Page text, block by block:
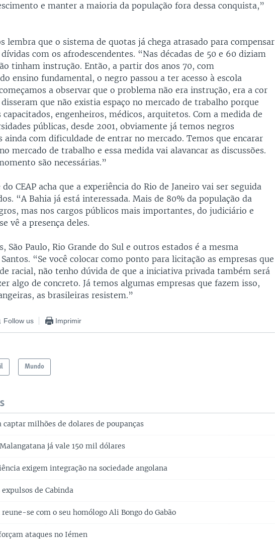
e manter a maioria da população fora dessa conquista,”
lembra que o sistema de quotas já chega atrasado para compensar
com os afrodescendentes. “Nas décadas de 50 e 60 diziam
tinham instrução. Então, a partir dos anos 70, com
ensino fundamental, o negro passou a ter acesso à escola
a observar que o problema não era instrução, era a cor
que não existia espaço no mercado de trabalho porque
engenheiros, médicos, arquitetos. Com a medida de
públicas, desde 2001, obviamente já temos negros
ainda com dificuldade de entrar no mercado. Temos que encarar
mercado de trabalho e essa medida vai alavancar as discussões.
são necessárias.”
CEAP acha que a experiência do Rio de Janeiro vai ser seguida
“A Bahia já está interessada. Mais de 80% da população da
mas nos cargos públicos mais importantes, do judiciário e
vê a presença deles.
São Paulo, Rio Grande do Sul e outros estados é a mesma
“Se você colocar como ponto para licitação as empresas que
racial, não tenho dúvida de que a iniciativa privada também será
algo de concreto. Já temos algumas empresas que fazem isso,
as brasileiras resistem.”
Follow us Imprimir
Mundo
milhões de dolares de poupanças
já vale 150 mil dólares
exigem integração na sociedade angolana
de Cabinda
se com o seu homólogo Ali Bongo do Gabão
ataques no Iémen